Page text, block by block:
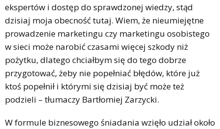
ekspertów i dostęp do sprawdzonej wiedzy, stąd
dzisiaj moja obecność tutaj. Wiem, że nieumiejętne
prowadzenie marketingu czy marketingu osobistego
w sieci może narobić czasami więcej szkody niż
pożytku, dlatego chciałbym się do tego dobrze
przygotować, żeby nie popełniać błędów, które już
ktoś popełnił i którymi się dzisiaj być może też
podzieli – tłumaczy Bartłomiej Zarzycki.
W formule biznesowego śniadania wzięło udział około